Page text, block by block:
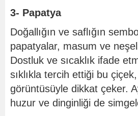
3- Papatya
Doğallığın ve saflığın
papatyalar, masum ve
Dostluk ve sıcaklık ifade
sıklıkla tercih ettiği bu
görüntüsüyle dikkat çeker.
huzur ve dinginliği de